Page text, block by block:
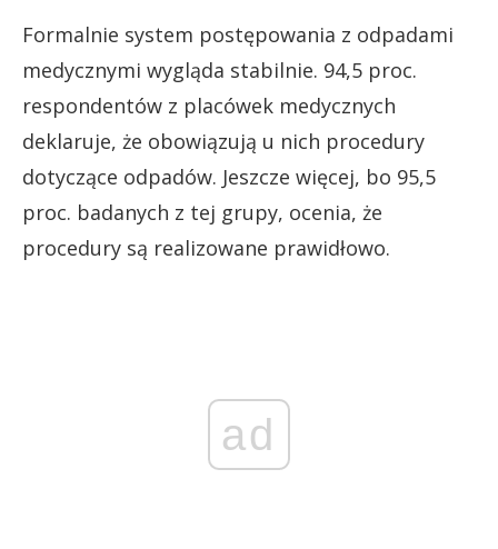
Formalnie system postępowania z odpadami
medycznymi wygląda stabilnie. 94,5 proc.
respondentów z placówek medycznych
deklaruje, że obowiązują u nich procedury
dotyczące odpadów. Jeszcze więcej, bo 95,5
proc. badanych z tej grupy, ocenia, że
procedury są realizowane prawidłowo.
ad